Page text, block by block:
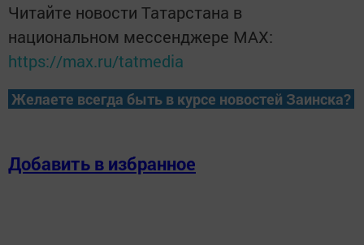
Читайте новости Татарстана в
национальном мессенджере MАХ:
https://max.ru/tatmedia
Желаете всегда быть в курсе новостей Заинска?
Добавить в избранное